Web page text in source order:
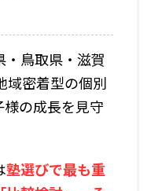
鳥取県・滋賀
域密着型の個別
の成長を見守
塾選びで最も重